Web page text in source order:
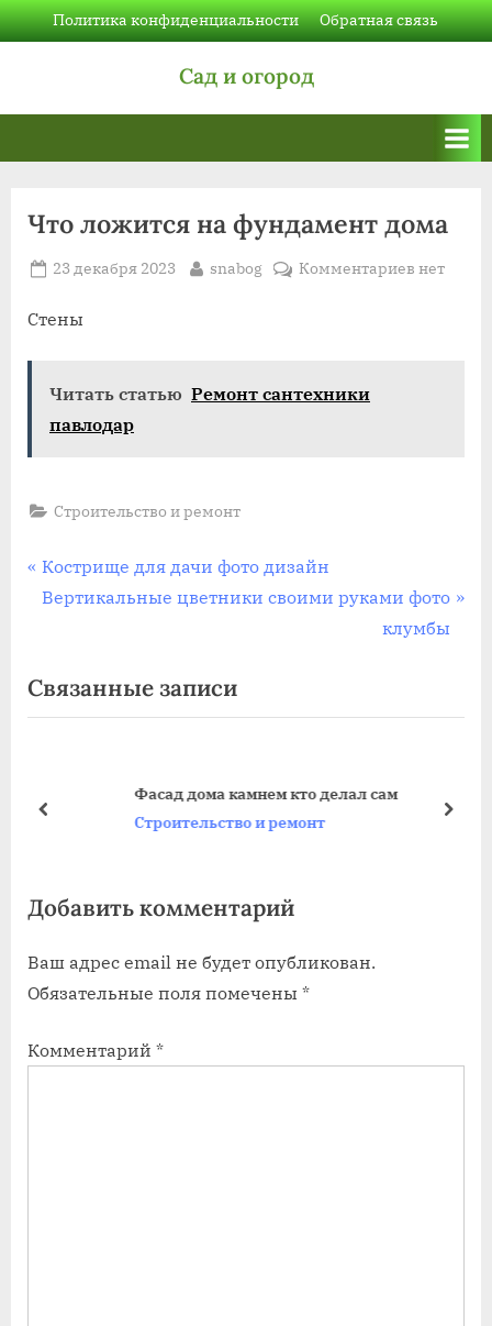
Skip
to
Политика конфиденциальности Обратная связь
Сад и огород
Что ложится на фундамент дома
Posted
23 декабря 2023 By
snabog Комментариевкнет
Стены
Читать статью Ремонт сантехники
павлодар
Строительство и ремонт
Навигация
П
р
ы
д
а
а
и
с
:
Кострище для дачи фото дизайн
С
д
у
а
а
и
с
:
Вертикальные цветники своими руками фото
клумбы
Связанные записи
Фасад дома камнем кто делал сам
Строительство и ремонт
пред
Добавить комментарий
Ваш адрес email не будет опубликован.
Обязательные поля помечены *
Комментарий *